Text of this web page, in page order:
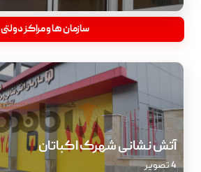
سازمان ها و مراکز دولتی
آتش نشانی شهرک اکباتان
4 تصویر